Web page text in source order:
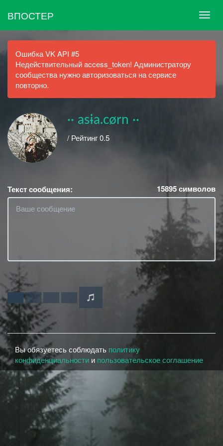
ВПОСТЕР
Ошибка VK API #5
Недействительный access_token! Администратору
сообщества нужно авторизоваться на сервисе
повторно.
·· asɨa.cørn ··
/ Рейтинг 0.5
Текст сообщения: 15895символов
Вы обязуетесь соблюдать политику
конфиденциальности и пользовательское соглашение